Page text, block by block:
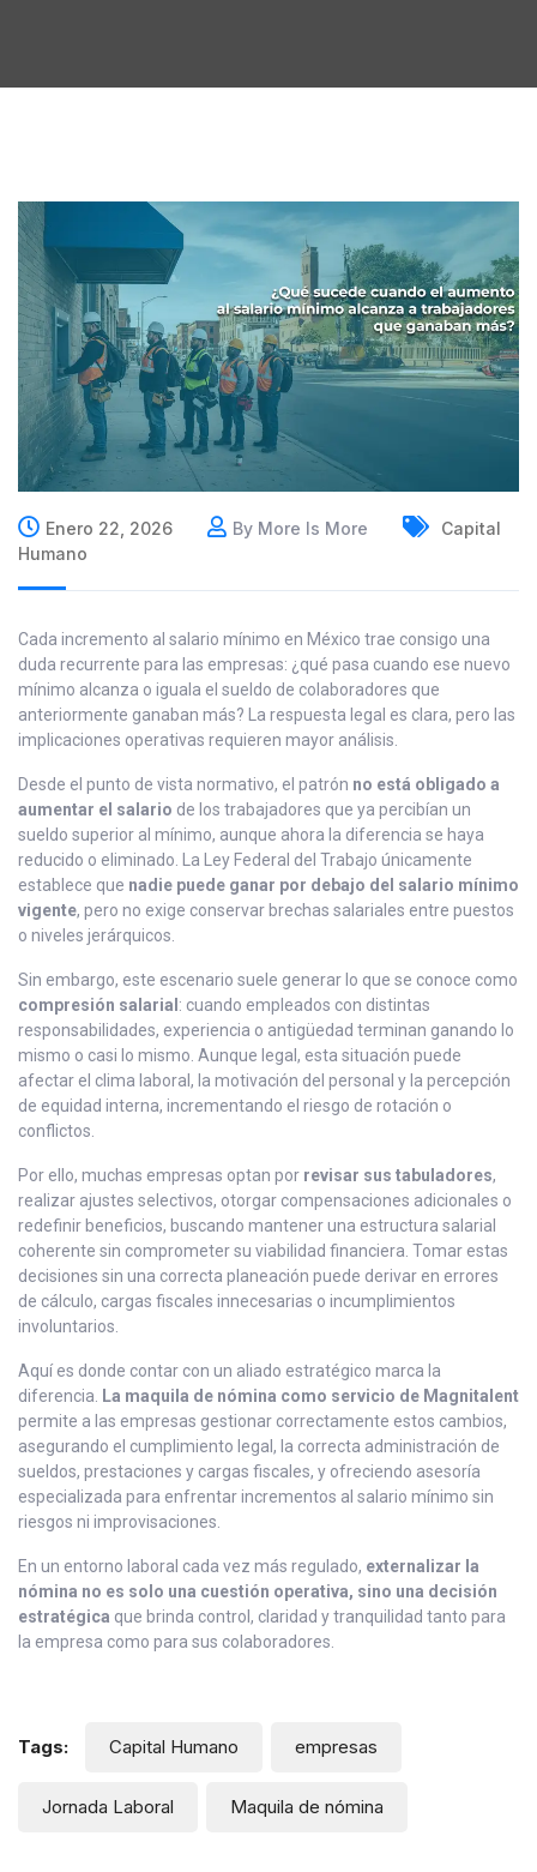
Enero 22, 2026 By More Is More
Capital
Humano
Cada incremento al salario mínimo en México trae consigo una
duda recurrente para las empresas: ¿qué pasa cuando ese nuevo
mínimo alcanza o iguala el sueldo de colaboradores que
anteriormente ganaban más? La respuesta legal es clara, pero las
implicaciones operativas requieren mayor análisis.
Desde el punto de vista normativo, el patrón no está obligado a
aumentar el salario de los trabajadores que ya percibían un
sueldo superior al mínimo, aunque ahora la diferencia se haya
reducido o eliminado. La Ley Federal del Trabajo únicamente
establece que nadie puede ganar por debajo del salario mínimo
vigente, pero no exige conservar brechas salariales entre puestos
o niveles jerárquicos.
Sin embargo, este escenario suele generar lo que se conoce como
compresión salarial : cuando empleados con distintas
responsabilidades, experiencia o antigüedad terminan ganando lo
mismo o casi lo mismo. Aunque legal, esta situación puede
afectar el clima laboral, la motivación del personal y la percepción
de equidad interna, incrementando el riesgo de rotación o
conflictos.
Por ello, muchas empresas optan por revisar sus tabuladores,
realizar ajustes selectivos, otorgar compensaciones adicionales o
redefinir beneficios, buscando mantener una estructura salarial
coherente sin comprometer su viabilidad financiera. Tomar estas
decisiones sin una correcta planeación puede derivar en errores
de cálculo, cargas fiscales innecesarias o incumplimientos
involuntarios.
Aquí es donde contar con un aliado estratégico marca la
diferencia. La maquila de nómina como servicio de Magnitalent
permite a las empresas gestionar correctamente estos cambios,
asegurando el cumplimiento legal, la correcta administración de
sueldos, prestaciones y cargas fiscales, y ofreciendo asesoría
especializada para enfrentar incrementos al salario mínimo sin
riesgos ni improvisaciones.
En un entorno laboral cada vez más regulado, externalizar la
nómina no es solo una cuestión operativa, sino una decisión
estratégica que brinda control, claridad y tranquilidad tanto para
la empresa como para sus colaboradores.
Tags: Capital Humano empresas
Jornada Laboral Maquila de nómina